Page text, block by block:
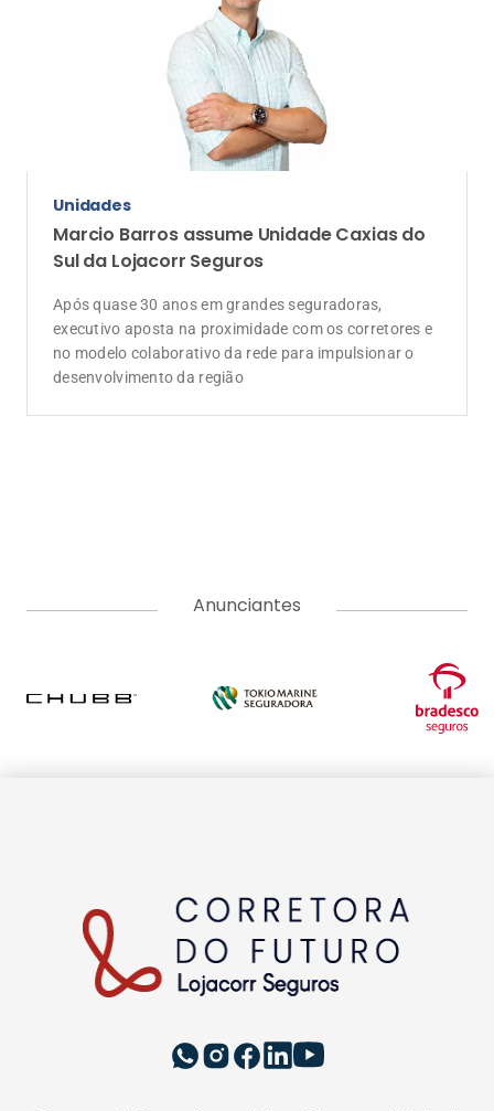
Anunciantes
sobre seguros, produtos, negócios, empreendedorismo,
tendências e educação. Vem com a gente e tenha acesso a
conteúdos pensados para informar, educar e formar uma
EDITORIAS
INSTITUCIONAL